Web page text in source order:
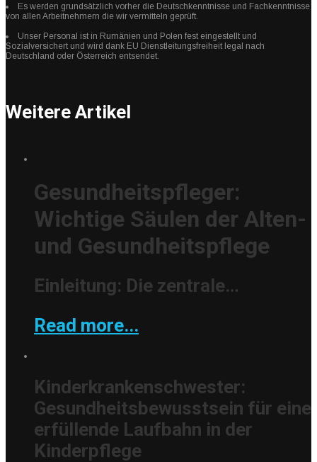
Es werden grundsätzlich vorher die Deutschkenntnisse und Fachkenntnisse
von allen Arbeitnehmern die wir vermitteln geprüft.
Unser Personal ist in Rumänien und Polen fest eingestellt und
Sozialversichert und wird dank EU Dienstleitungsfreiheit legal nach
Deutschland oder Österreich entsendet.
Weitere Artikel
Gesundheitspfleger:
Wichtige Säulen der Alten-
und Gesundheitspflege
Einleitung: Die zentrale…
Read more...
Kinderkrankenschwester:
Gesundheitsbewusstsein für eine
erfüllende Laufbahn in der
Kinderpflege